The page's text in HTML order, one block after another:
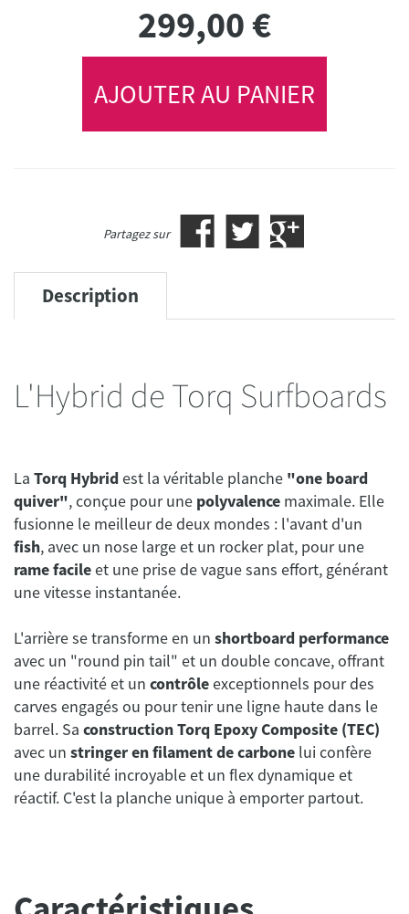
299,00€
AJOUTER AU PANIER
Partagez sur
Description
L'Hybrid de Torq Surfboards
La Torq Hybridest la véritable planche "one board
quiver", conçue pour une polyvalence maximale. Elle
fusionne le meilleur de deux mondes : l'avant d'un
fish, avec un nose large et un rocker plat, pour une
rame facileet une prise de vague sans effort, générant
une vitesse instantanée.
L'arrière se transforme en un shortboard performance
avec un "round pin tail" et un double concave, offrant
une réactivité et un contrôleexceptionnels pour des
carves engagés ou pour tenir une ligne haute dans le
barrel. Sa construction Torq Epoxy Composite (TEC)
avec un stringer en filament de carbone lui confère
une durabilité incroyable et un flex dynamique et
réactif. C'est la planche unique à emporter partout.